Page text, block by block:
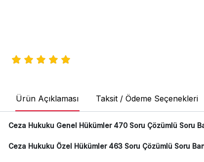
Ürün Açıklaması Taksit / Ödeme Seçenekleri
Ceza Hukuku Genel Hükümler 470 Soru Çözümlü Soru
Ceza Hukuku Özel Hükümler 463 Soru Çözümlü Soru